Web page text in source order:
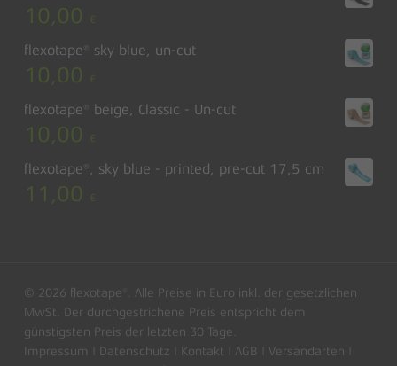
Zwischensumme: 0,00
Warenkorb anzeigen
10,00 €
flexotape® sky blue, un-cut
10,00 €
flexotape® beige, Classic - Un-cut
10,00 €
flexotape®, sky blue - printed, pre-cut 17,5 cm
11,00 €
© 2026 flexotape®. Alle Preise in Euro inkl. der gesetzlichen
MwSt. Der durchgestrichene Preis entspricht dem
günstigsten Preis der letzten 30 Tage.
Impressum
Datenschutz Kontakt AGB Versandarten